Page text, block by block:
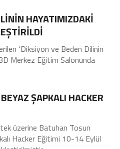
HAYATIMIZDAKİ
‘Diksiyon ve Beden Dilinin
Merkez Eğitim Salonunda
ŞAPKALI HACKER
üzerine Batuhan Tosun
Hacker Eğitimi 10-14 Eylül